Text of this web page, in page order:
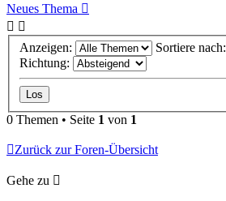
Neues Thema
Anzeigen:
Sortiere nach:
Richtung:
0 Themen • Seite 1 von 1
Zurück zur Foren-Übersicht
Gehe zu